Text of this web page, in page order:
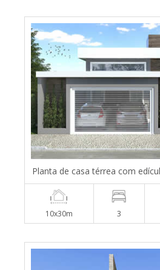
Planta de casa térrea com
10x30m 3